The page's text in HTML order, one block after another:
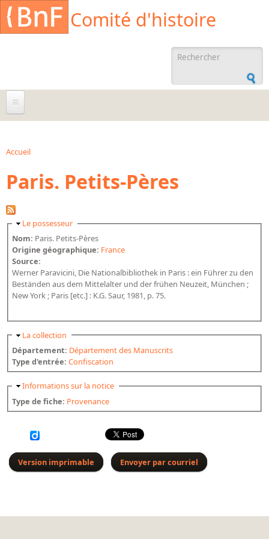
Aller au contenu principal
Comité d'histoire
recherche
À propos
Agenda
Ressources documentaires
Archives orales
Bibliographies
Bibliographie sur la BnF
Bibliographie historique de la Bibliothèque nationale de
France
Dictionnaire BnF : recherche avancée
Dictionnaire BnF : index
provenances
Recherche de fonds, collections et provenances
L'histoire de la BnF en objets
Explorer
Répertoire
Accueil
Paris. Petits-Pères
Masquer
Le possesseur
Nom: Paris. Petits-Pères
Origine géographique: France
Source:
Werner Paravicini, Die Nationalbibliothek in Paris : ein Führer zu den
Beständen aus dem Mittelalter und der frühen Neuzeit, München ;
New York ; Paris [etc.] : K.G. Saur, 1981, p. 75.
Masquer
La collection
Département: Département des Manuscrits
Type d'entrée:Confiscation
Masquer
Informations sur la notice
Type de fiche: Provenance
Version imprimable Envoyer par courriel
Cookies management panel